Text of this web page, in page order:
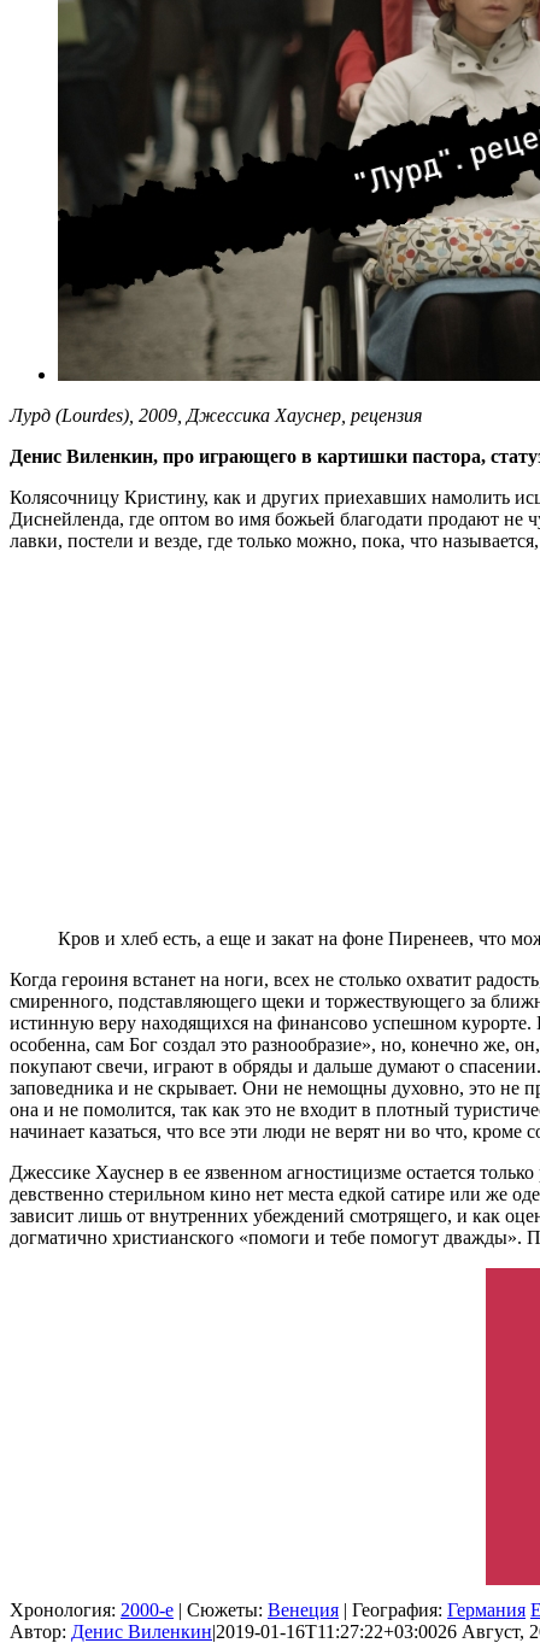
Лурд (Lourdes), 2009, Джессика Хауснер, рецензия
Денис Виленкин, про играющего в картишки пастора,
Колясочницу Кристину, как и других приехавших намолить
Диснейленда, где оптом во имя божьей благодати продают не
лавки, постели и везде, где только можно, пока, что
Кров и хлеб есть, а еще и закат на фоне Пиренеев, что
Когда героиня встанет на ноги, всех не столько охватит
смиренного, подставляющего щеки и торжествующего за
истинную веру находящихся на финансово успешном
особенна, сам Бог создал это разнообразие», но, конечно же,
покупают свечи, играют в обряды и дальше думают о
заповедника и не скрывает. Они не немощны духовно, это не
она и не помолится, так как это не входит в плотный
начинает казаться, что все эти люди не верят ни во что,
Джессике Хауснер в ее язвенном агностицизме остается
девственно стерильном кино нет места едкой сатире или же
зависит лишь от внутренних убеждений смотрящего, и как
догматично христианского «помоги и тебе помогут дважды».
Хронология: 2000-е | Сюжеты: Венеция | География: Германия
Автор: Денис Виленкин|2019-01-16T11:27:22+03:0026 Август,